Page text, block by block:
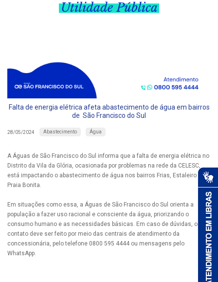
Falta de energia elétrica afeta abastecimento de água em bairros
de São Francisco do Sul
28/05/2024 Abastecimento Água
A Águas de São Francisco do Sul informa que a falta de energia elétrica no
Distrito da Vila da Glória, ocasionada por problemas na rede da CELESC,
está impactando o abastecimento de água nos bairros Frias, Estaleiro e
Praia Bonita.
Em situações como essa, a Águas de São Francisco do Sul orienta a
população a fazer uso racional e consciente da água, priorizando o
consumo humano e as necessidades básicas. Em caso de dúvidas, o
contato deve ser feito por meio das centrais de atendimento da
concessionária, pelo telefone 0800 595 4444 ou mensagens pelo
WhatsApp.